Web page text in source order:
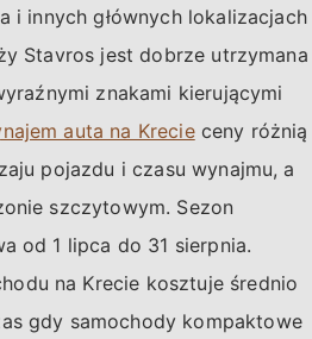
i innych głównych lokalizacjach
Stavros jest dobrze utrzymana
znakami kierującymi
auta na Krecieceny różnią
pojazdu i czasu wynajmu, a
szczytowym. Sezon
od 1 lipca do 31 sierpnia.
na Krecie kosztuje średnio
gdy samochody kompaktowe